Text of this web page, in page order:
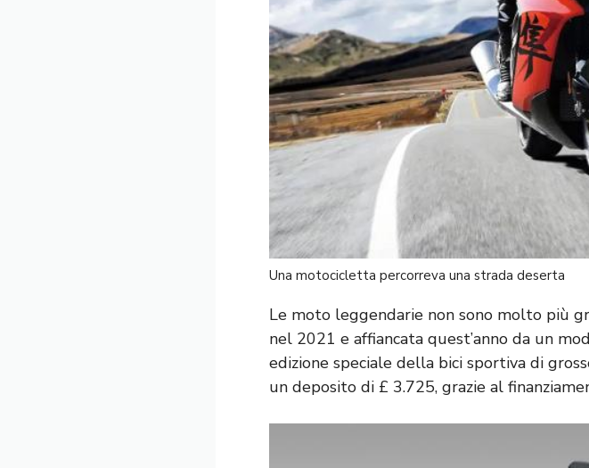
Una motocicletta percorreva una strada deserta
Le moto leggendarie non sono molto più
nel 2021 e affiancata quest’anno da un
edizione speciale della bici sportiva di
un deposito di £ 3.725, grazie al